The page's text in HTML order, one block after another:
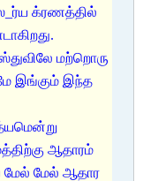
க்ரணத்தில்
மற்றொரு
இங்கும் இந்த
ஆதாரம்
மேல் மேல் ஆதார